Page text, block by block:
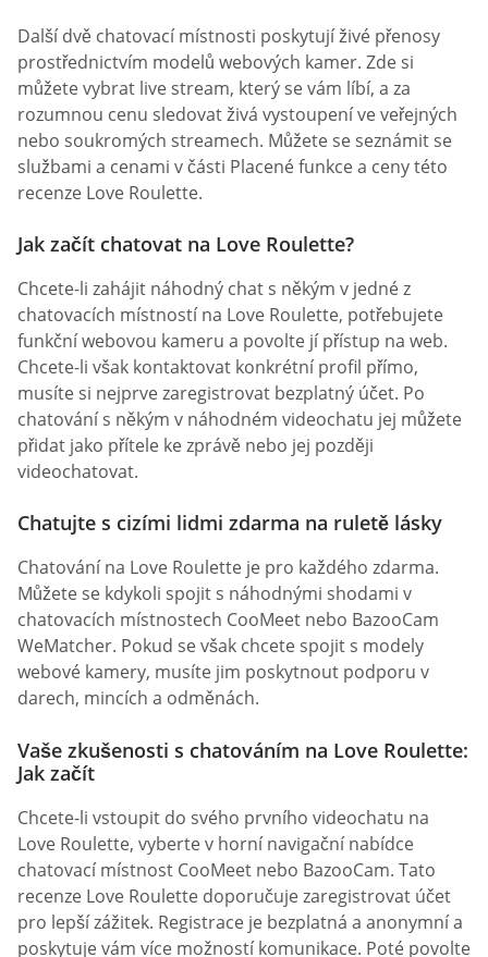
Další dvě chatovací místnosti poskytují živé přenosy
prostřednictvím modelů webových kamer. Zde si
můžete vybrat live stream, který se vám líbí, a za
rozumnou cenu sledovat živá vystoupení ve veřejných
nebo soukromých streamech. Můžete se seznámit se
službami a cenami v části Placené funkce a ceny této
recenze Love Roulette.
Jak začít chatovat na Love Roulette?
Chcete-li zahájit náhodný chat s někým v jedné z
chatovacích místností na Love Roulette, potřebujete
funkční webovou kameru a povolte jí přístup na web.
Chcete-li však kontaktovat konkrétní profil přímo,
musíte si nejprve zaregistrovat bezplatný účet. Po
chatování s někým v náhodném videochatu jej můžete
přidat jako přítele ke zprávě nebo jej později
videochatovat.
Chatujte s cizími lidmi zdarma na ruletě lásky
Chatování na Love Roulette je pro každého zdarma.
Můžete se kdykoli spojit s náhodnými shodami v
chatovacích místnostech CooMeet nebo BazooCam
WeMatcher. Pokud se však chcete spojit s modely
webové kamery, musíte jim poskytnout podporu v
darech, mincích a odměnách.
Vaše zkušenosti s chatováním na Love Roulette:
Jak začít
Chcete-li vstoupit do svého prvního videochatu na
Love Roulette, vyberte v horní navigační nabídce
chatovací místnost CooMeet nebo BazooCam. Tato
recenze Love Roulette doporučuje zaregistrovat účet
pro lepší zážitek. Registrace je bezplatná a anonymní a
poskytuje vám více možností komunikace. Poté povolte